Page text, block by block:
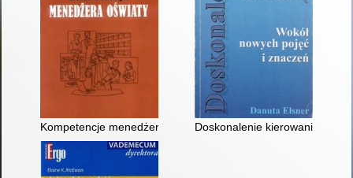
Kompetencje menedżera oświaty : poradnik dla dyrektorów
Doskonalenie kierowania